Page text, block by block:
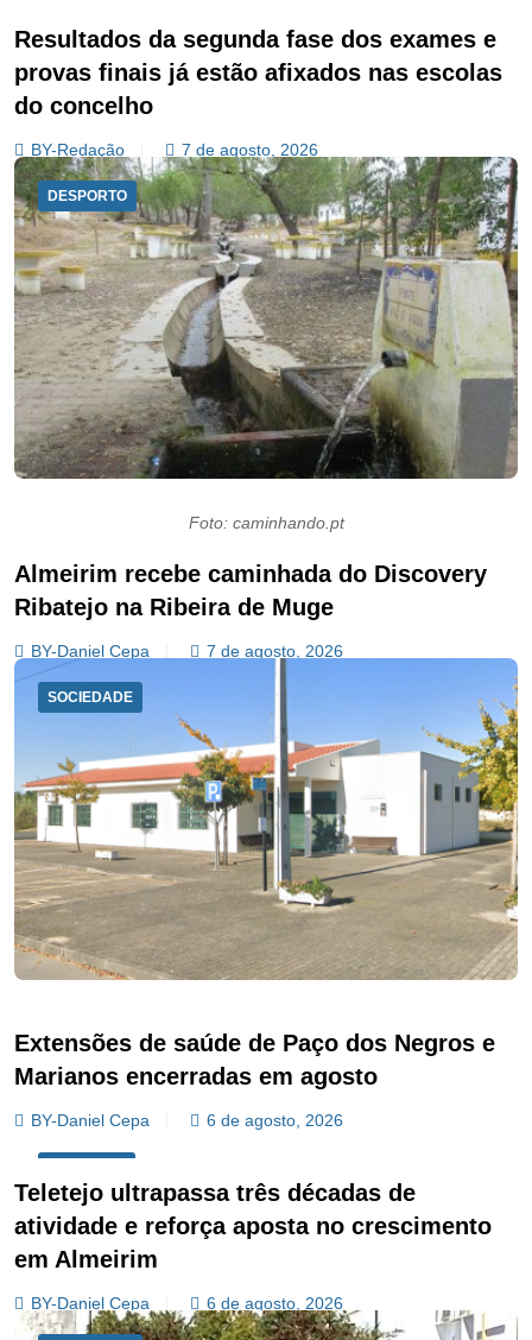
Resultados da segunda fase dos exames e
provas finais já estão afixados nas escolas
do concelho
BY-Redação 7 de agosto, 2026
Foto: caminhando.pt
DESPORTO
Almeirim recebe caminhada do Discovery
Ribatejo na Ribeira de Muge
BY-Daniel Cepa 7 de agosto, 2026
SOCIEDADE
Extensões de saúde de Paço dos Negros e
Marianos encerradas em agosto
BY-Daniel Cepa 6 de agosto, 2026
Teletejo ultrapassa três décadas de
atividade e reforça aposta no crescimento
em Almeirim
BY-Daniel Cepa 6 de agosto, 2026